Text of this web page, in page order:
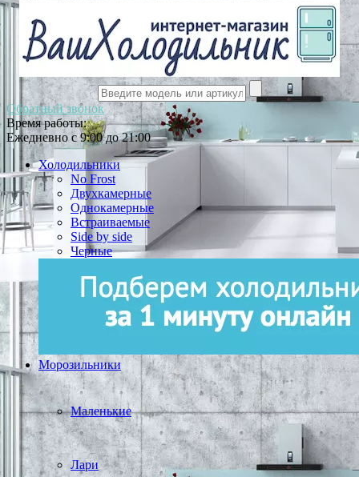
Обратный звонок
Время работы:
Ежедневно с 9:00 до 21:00
Холодильники
No Frost
Двухкамерные
Однокамерные
Встраиваемые
Side by side
Черные
Морозильники
Маленькие
Лари